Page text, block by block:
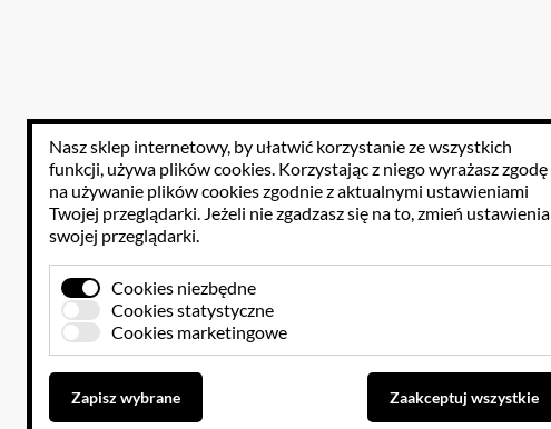
Nasz sklep internetowy, by ułatwić korzystanie ze wszystkich
funkcji, używa plików cookies. Korzystając z niego wyrażasz zgodę
na używanie plików cookies zgodnie z aktualnymi ustawieniami
Twojej przeglądarki. Jeżeli nie zgadzasz się na to, zmień ustawienia
swojej przeglądarki.
Cookies niezbędne
Cookies statystyczne
Cookies marketingowe
Zapisz wybrane Zaakceptuj wszystkie